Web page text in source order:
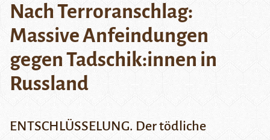
Nach Terroranschlag:
Massive Anfeindungen
gegen Tadschik:innen in
Russland
ENTSCHLÜSSELUNG. Der tödliche